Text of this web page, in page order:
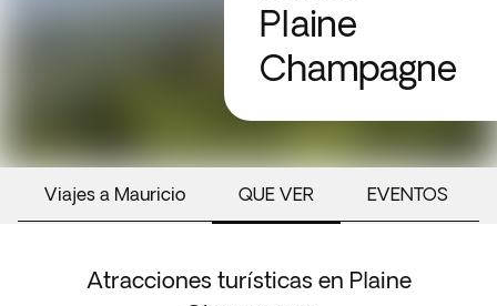
Plaine
Champagne
Viajes a Mauricio QUE VER EVENTOS
Atracciones turísticas en Plaine